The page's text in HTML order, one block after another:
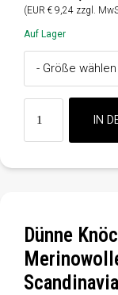
(EUR € 9,24 zzgl.
Auf Lager
Dünne